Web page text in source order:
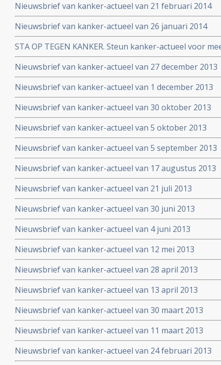
Nieuwsbrief van kanker-actueel van 21 februari 2014
Nieuwsbrief van kanker-actueel van 26 januari 2014
STA OP TEGEN KANKER. Steun kanker-actueel voor
naar niet-toxische middelen en behandelingen
Nieuwsbrief van kanker-actueel van 27 december 2013
Nieuwsbrief van kanker-actueel van 1 december 2013
Nieuwsbrief van kanker-actueel van 30 oktober 2013
Nieuwsbrief van kanker-actueel van 5 oktober 2013
Nieuwsbrief van kanker-actueel van 5 september 2013
Nieuwsbrief van kanker-actueel van 17 augustus 2013
Nieuwsbrief van kanker-actueel van 21 juli 2013
Nieuwsbrief van kanker-actueel van 30 juni 2013
Nieuwsbrief van kanker-actueel van 4 juni 2013
Nieuwsbrief van kanker-actueel van 12 mei 2013
Nieuwsbrief van kanker-actueel van 28 april 2013
Nieuwsbrief van kanker-actueel van 13 april 2013
Nieuwsbrief van kanker-actueel van 30 maart 2013
Nieuwsbrief van kanker-actueel van 11 maart 2013
Nieuwsbrief van kanker-actueel van 24 februari 2013